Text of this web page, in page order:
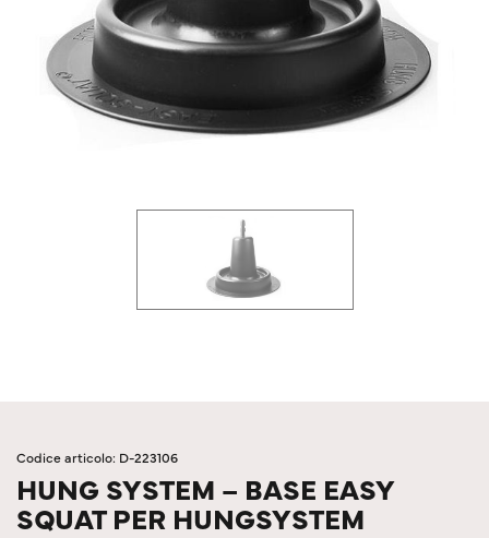
Codice articolo: D-223106
HUNG SYSTEM – BASE EASY
SQUAT PER HUNGSYSTEM